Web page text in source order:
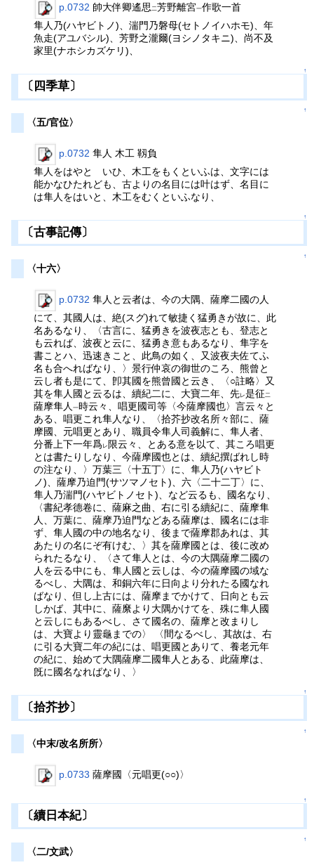
p.0732 帥大伴卿遙思二芳野離宮一作歌一首
隼人乃(ハヤビトノ)、湍門乃磐母(セトノイハホモ)、年
魚走(アユバシル)、芳野之瀧爾(ヨシノタキニ)、尚不及
家里(ナホシカズケリ)、
↑
〔四季草〕
↑
〈五/官位〉
p.0732 隼人 木工 靱負
隼人をはやとゝいひ、木工をもくといふは、文字には
能かなひたれども、古よりの名目には叶はず、名目に
は隼人をはいと、木工をむくといふなり、
↑
〔古事記傳〕
↑
〈十六〉
p.0732 隼人と云者は、今の大隅、薩摩二國の人
にて、其國人は、絶(スグ)れて敏捷く猛勇きが故に、此
名あるなり、〈古言に、猛勇きを波夜志とも、登志と
も云れば、波夜と云に、猛勇き意もあるなり、隼字を
書ことハ、迅速きこと、此鳥の如く、又波夜夫佐てふ
名も合へればなり、〉景行仲哀の御世のころ、熊曾と
云し者も是にて、卽其國を熊曾國と云き、〈○註略〉又
其を隼人國と云るは、續紀二に、大寶二年、先レ是征二
薩摩隼人一時云々、唱更國司等〈今薩摩國也〉言云々と
ある、唱更これ隼人なり、〈拾芥抄改名所々部に、薩
摩國、元唱更とあり、職員令隼人司義解に、隼人者、
分番上下一年爲レ 限云々、とある意を以て、其ころ唱更
とは書たりしなり、今薩摩國也とは、續紀撰ばれし時
の注なり、〉万葉三〈十五丁〉に、隼人乃(ハヤビト
ノ)、薩摩乃迫門(サツマノセト)、六〈二十二丁〉に、
隼人乃湍門(ハヤビトノセト)、など云るも、國名なり、
〈書紀孝德卷に、薩麻之曲、右に引る續紀に、薩摩隼
人、万葉に、薩摩乃迫門などある薩摩は、國名には非
ず、隼人國の中の地名なり、後まで薩摩郡あれは、其
あたりの名にぞ有けむ、〉其を薩摩國とは、後に改め
られたるなり、〈さて隼人とは、今の大隅薩摩二國の
人を云る中にも、隼人國と云しは、今の薩摩國の域な
るべし、大隅は、和銅六年に日向より分れたる國なれ
ばなり、但し上古には、薩摩までかけて、日向とも云
しかば、其中に、薩縻より大隅かけてを、殊に隼人國
と云しにもあるべし、さて國名の、薩摩と改まりし
は、大寶より靈龜までの〉 〈間なるべし、其故は、右
に引る大寶二年の紀には、唱更國とありて、養老元年
の紀に、始めて大隅薩摩二國隼人とある、此薩摩は、
旣に國名なればなり、〉
↑
〔拾芥抄〕
↑
〈中末/改名所所〉
p.0733 薩摩國〈元唱更(○○)〉
↑
〔續日本紀〕
↑
〈二/文武〉